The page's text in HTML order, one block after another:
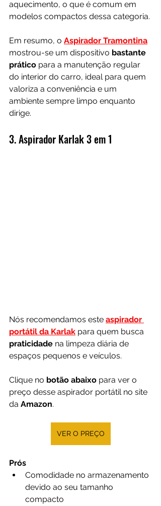
aquecimento, o que é comum em
modelos compactos dessa categoria.
Em resumo, o Aspirador Tramontina
mostrou-se um dispositivo bastante
prático para a manutenção regular
do interior do carro, ideal para quem
valoriza a conveniência e um
ambiente sempre limpo enquanto
dirige.
3. Aspirador Karlak 3 em 1
Nós recomendamos este aspirador
portátil da Karlak para quem busca
praticidade na limpeza diária de
espaços pequenos e veículos.
Clique no botão abaixo para ver o
preço desse aspirador portátil no site
da Amazon.
VER O PREÇO
Prós
Comodidade no armazenamento
devido ao seu tamanho
compacto